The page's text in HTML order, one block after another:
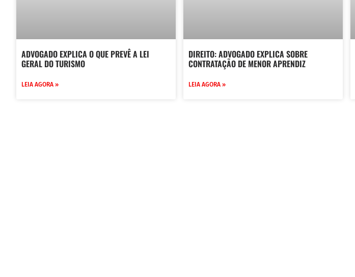
ADVOGADO EXPLICA O QUE PREVÊ A LEI
GERAL DO TURISMO
LEIA AGORA »
DIREITO: ADVOGADO EXPLICA SOBRE
CONTRATAÇÃO DE MENOR APRENDIZ
LEIA AGORA »